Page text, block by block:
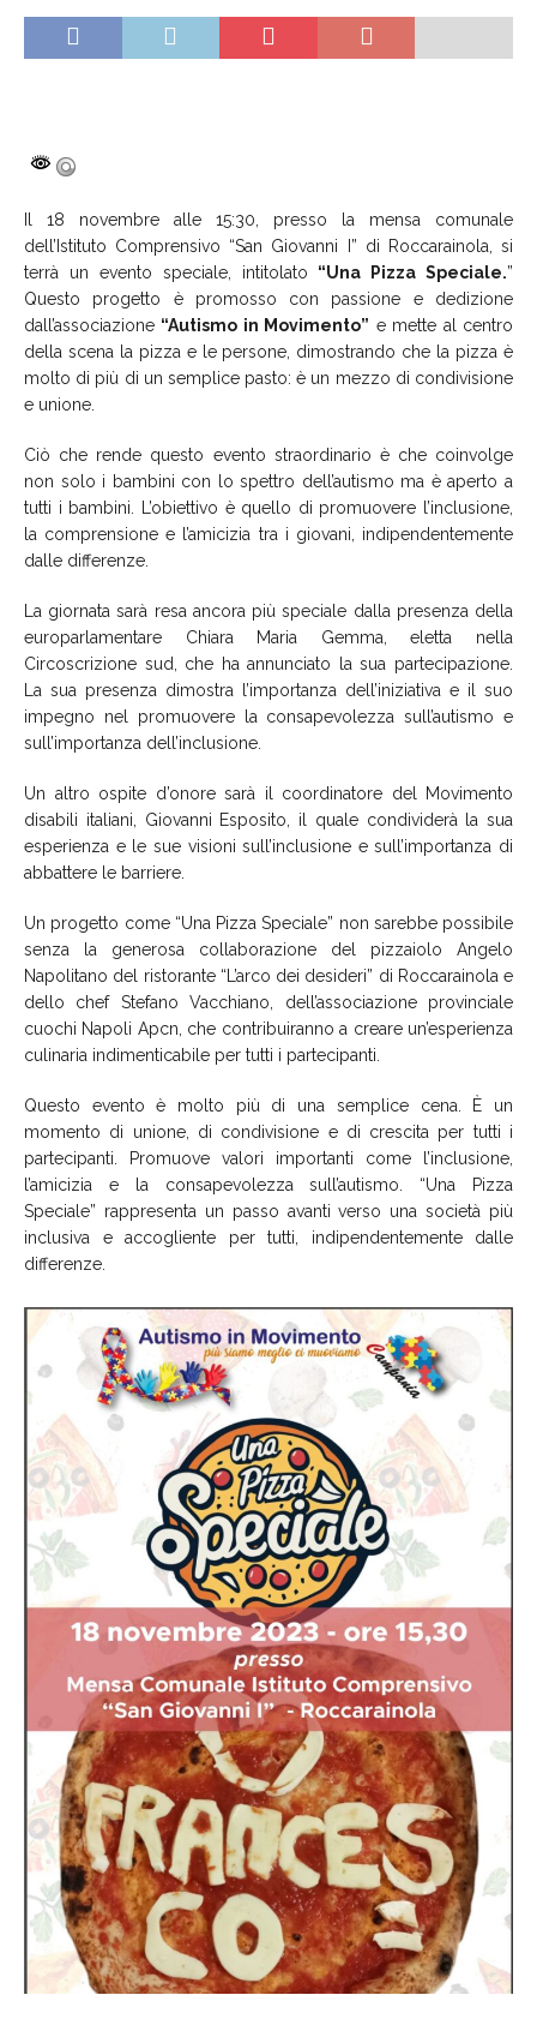
Il 18 novembre alle 15:30, presso la mensa comunale
dell’Istituto Comprensivo “San Giovanni I” di Roccarainola, si
terrà un evento speciale, intitolato “Una Pizza Speciale.”
Questo progetto è promosso con passione e dedizione
dall’associazione “Autismo in Movimento” e mette al centro
della scena la pizza e le persone, dimostrando che la pizza è
molto di più di un semplice pasto: è un mezzo di condivisione
e unione.
Ciò che rende questo evento straordinario è che coinvolge
non solo i bambini con lo spettro dell’autismo ma è aperto a
tutti i bambini. L’obiettivo è quello di promuovere l’inclusione,
la comprensione e l’amicizia tra i giovani, indipendentemente
dalle differenze.
La giornata sarà resa ancora più speciale dalla presenza della
europarlamentare Chiara Maria Gemma, eletta nella
Circoscrizione sud, che ha annunciato la sua partecipazione.
La sua presenza dimostra l’importanza dell’iniziativa e il suo
impegno nel promuovere la consapevolezza sull’autismo e
sull’importanza dell’inclusione.
Un altro ospite d’onore sarà il coordinatore del Movimento
disabili italiani, Giovanni Esposito, il quale condividerà la sua
esperienza e le sue visioni sull’inclusione e sull’importanza di
abbattere le barriere.
Un progetto come “Una Pizza Speciale” non sarebbe possibile
senza la generosa collaborazione del pizzaiolo Angelo
Napolitano del ristorante “L’arco dei desideri” di Roccarainola e
dello chef Stefano Vacchiano, dell’associazione provinciale
cuochi Napoli Apcn, che contribuiranno a creare un’esperienza
culinaria indimenticabile per tutti i partecipanti.
Questo evento è molto più di una semplice cena. È un
momento di unione, di condivisione e di crescita per tutti i
partecipanti. Promuove valori importanti come l’inclusione,
l’amicizia e la consapevolezza sull’autismo. “Una Pizza
Speciale” rappresenta un passo avanti verso una società più
inclusiva e accogliente per tutti, indipendentemente dalle
differenze.